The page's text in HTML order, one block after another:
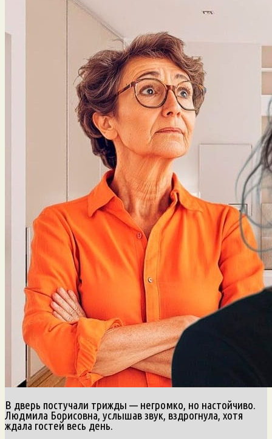
В дверь постучали трижды — негромко, но настойчиво.
Людмила Борисовна, услышав звук, вздрогнула, хотя
ждала гостей весь день.